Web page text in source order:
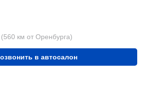
км от Оренбурга)
в автосалон